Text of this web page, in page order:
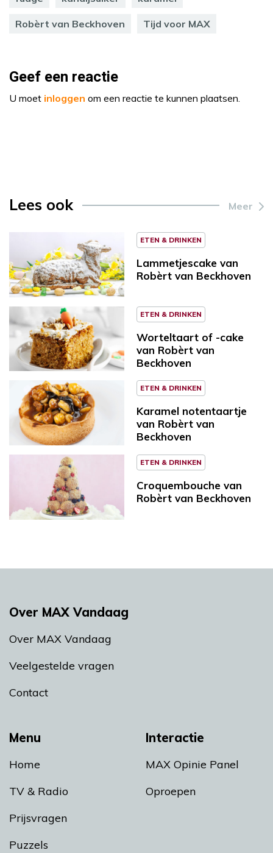
Robèrt van Beckhoven Tijd voor MAX
Geef een reactie
U moet inloggen om een reactie te kunnen plaatsen.
Lees ook Meer
ETEN & DRINKEN
Lammetjescake van
Robèrt van Beckhoven
ETEN & DRINKEN
Worteltaart of -cake
van Robèrt van
Beckhoven
ETEN & DRINKEN
Karamel notentaartje
van Robèrt van
Beckhoven
ETEN & DRINKEN
Croquembouche van
Robèrt van Beckhoven
Menu
Home
TV & Radio
Prijsvragen
Puzzels
Interactie
MAX Opinie Panel
Oproepen
Over MAX Vandaag
Over MAX Vandaag
Veelgestelde vragen
Contact